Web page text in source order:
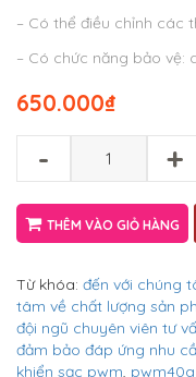
– Có thể điều chỉnh các
– Có chức năng bảo vệ:
₫
650.000
- +
THÊM VÀO GIỎ HÀNG
Từ khóa: đến với chúng
tâm về chất lượng sản
đội ngũ chuyên viên tư
đảm bảo đáp ứng nhu
khiển sạc pwm, pwm40a